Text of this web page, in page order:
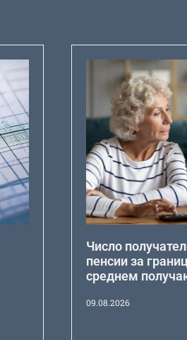
Число
пенсии за
среднем
09.08.2026